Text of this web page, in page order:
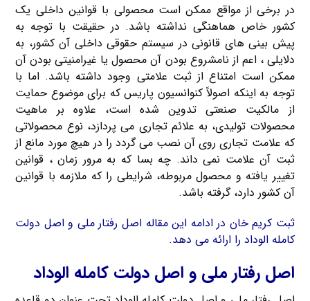
در برخی از مواقع ممکن است محصولی با قوانین داخلی یک
کشور خاص هماهنگی نداشته باشد. در حقیقت با توجه به
پیش بینی های قانونی در سیستم حقوقی داخلی آن کشور، به
دلایلی ، اعم از نامشروع بودن آن محصول یا غیرامنیتی بودن آن
ممکن است امتناع از ثبت علامتی وجود داشته باشد. اما با
توجه به اینکه اصولاً کنوانسیون پاریس که برای موضوع حمایت
از مالکیت صنعتی تدوین شده است، علاوه بر ماهیت
محصولات تولیدی، به علائم تجاری می پردازد، نوع محصولاتی
که علامت تجاری روی آن نصب می گردد را در هیچ مورد مانع از
ثبت آن علامت نمی داند. چه بسا که به مرور زمان ، قوانین
تغییر یافته و محصول مربوطه، شرایطی را که ملازمه با قوانین
آن کشور دارد، گرفته باشد.
ثبت کریم خان در ادامه این مقاله اصل رفتار ملی و اصل دولت
کامله الوداد را ارائه می دهد.
اصل رفتار ملی و اصل دولت کامله الوداد